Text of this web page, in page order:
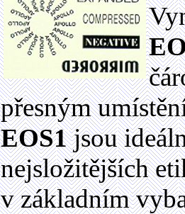
přesným
EOS1jsou
nejsložitějších
v základním